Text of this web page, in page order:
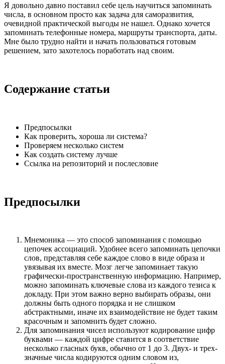
Я довольно давно поставил себе цель научиться запоминать
числа, в основном просто как задача для саморазвития,
очевидной практической выгоды не нашел. Однако хочется
запоминать телефонные номера, маршруты транспорта, даты.
Мне было трудно найти и начать пользоваться готовым
решением, зато захотелось поработать над своим.
Содержание статьи
Предпосылки
Как проверить, хороша ли система?
Проверяем несколько систем
Как создать систему лучше
Ссылка на репозиторий и послесловие
Предпосылки
Мнемоника — это способ запоминания с помощью
цепочек ассоциаций. Удобнее всего запоминать цепочки
слов, представляя себе каждое слово в виде образа и
увязывая их вместе. Мозг легче запоминает такую
графически-пространственную информацию. Например,
можно запоминать ключевые слова из каждого тезиса к
докладу. При этом важно верно выбирать образы, они
должны быть одного порядка и не слишком
абстрактными, иначе их взаимодействие не будет таким
красочным и запомнить будет сложно.
Для запоминания чисел используют кодирование цифр
буквами — каждой цифре ставится в соответствие
несколько гласных букв, обычно от 1 до 3. Двух- и трех-
значные числа кодируются одним словом из,